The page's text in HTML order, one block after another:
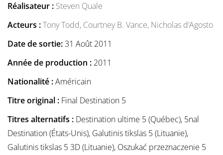
Réalisateur : Steven Quale
Acteurs :Tony Todd, Courtney B. Vance, Nicholas d’Agosto
Date de sortie:31 Août 2011
Année de production : 2011
Nationalité :Américain
Titre original : Final Destination 5
Titres alternatifs : Destination ultime 5 (Québec), 5nal
Destination (États-Unis), Galutinis tikslas 5 (Lituanie),
Galutinis tikslas 5 3D (Lituanie), Oszukać przeznaczenie 5